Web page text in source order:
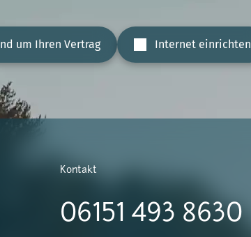
um Ihren Vertrag Internet einrichten
Kontakt
06151 493 8630